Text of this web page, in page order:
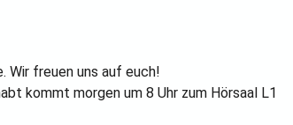
Wir freuen uns auf euch!
kommt morgen um 8 Uhr zum Hörsaal L1